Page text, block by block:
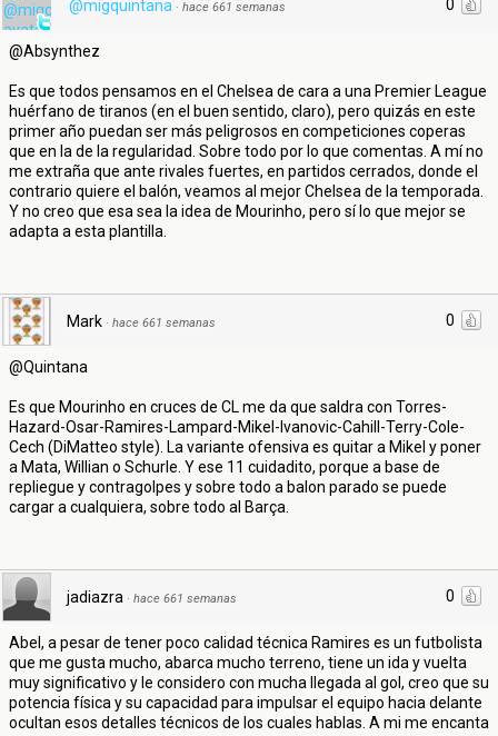
0
@migquintana · hace 661 semanas
@Absynthez
Es que todos pensamos en el Chelsea de cara a una Premier League
huérfano de tiranos (en el buen sentido, claro), pero quizás en este
primer año puedan ser más peligrosos en competiciones coperas
que en la de la regularidad. Sobre todo por lo que comentas. A mí no
me extraña que ante rivales fuertes, en partidos cerrados, donde el
contrario quiere el balón, veamos al mejor Chelsea de la temporada.
Y no creo que esa sea la idea de Mourinho, pero sí lo que mejor se
adapta a esta plantilla.
0
Mark · hace 661 semanas
@Quintana
Es que Mourinho en cruces de CL me da que saldra con Torres-
Hazard-Osar-Ramires-Lampard-Mikel-Ivanovic-Cahill-Terry-Cole-
Cech (DiMatteo style). La variante ofensiva es quitar a Mikel y poner
a Mata, Willian o Schurle. Y ese 11 cuidadito, porque a base de
repliegue y contragolpes y sobre todo a balon parado se puede
cargar a cualquiera, sobre todo al Barça.
0
jadiazra · hace 661 semanas
Abel, a pesar de tener poco calidad técnica Ramires es un futbolista
que me gusta mucho, abarca mucho terreno, tiene un ida y vuelta
muy significativo y le considero con mucha llegada al gol, creo que su
potencia física y su capacidad para impulsar el equipo hacia delante
ocultan esos detalles técnicos de los cuales hablas. A mi me encanta